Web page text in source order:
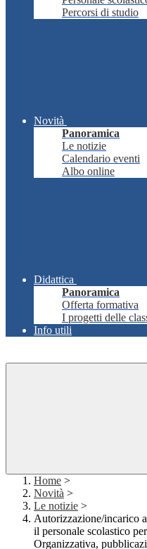
Percorsi di studio
Novità
Panoramica
Le notizie
Calendario eventi
Albo online
Didattica
Panoramica
Offerta formativa
I progetti delle
Info utili
Home >
Novità >
Le notizie >
Autorizzazione/incarico
il personale scolastico
Organizzativa,